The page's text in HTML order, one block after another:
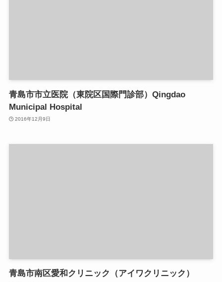
青島市市立医院（東院区国際門診部）Qingdao
Municipal Hospital
2016年12月9日
青島市南区愛和クリニック（アイワクリニック）